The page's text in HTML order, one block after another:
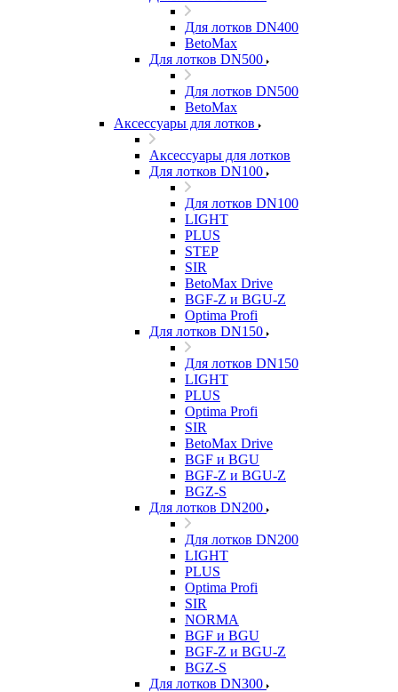
Для лотков DN400
BetoMax
Для лотков DN500
Для лотков DN500
BetoMax
Аксессуары для лотков
Аксессуары для лотков
Для лотков DN100
Для лотков DN100
LIGHT
PLUS
STEP
SIR
BetoMax Drive
BGF-Z и BGU-Z
Optima Profi
Для лотков DN150
Для лотков DN150
LIGHT
PLUS
Optima Profi
SIR
BetoMax Drive
BGF и BGU
BGF-Z и BGU-Z
BGZ-S
Для лотков DN200
Для лотков DN200
LIGHT
PLUS
Optima Profi
SIR
NORMA
BGF и BGU
BGF-Z и BGU-Z
BGZ-S
Для лотков DN300